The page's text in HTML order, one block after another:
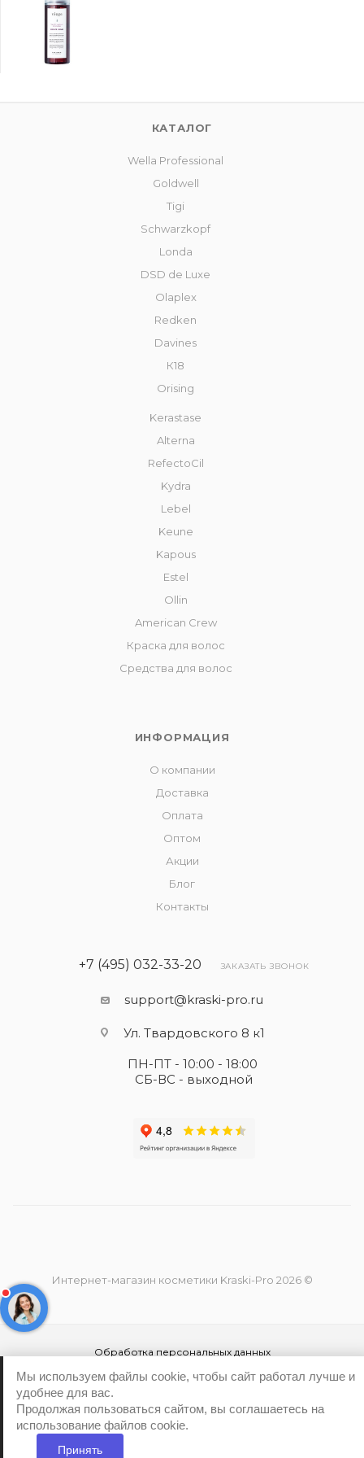
КАТАЛОГ
Wella Professional
Goldwell
Tigi
Schwarzkopf
Londa
DSD de Luxe
Olaplex
Redken
Davines
К18
Orising
Kerastase
Alterna
RefectoCil
Kydra
Lebel
Keune
Kapous
Estel
Ollin
American Crew
Краска для волос
Средства для волос
ИНФОРМАЦИЯ
О компании
Доставка
Оплата
Оптом
Акции
Блог
Контакты
+7 (495) 032-33-20 ЗАКАЗАТЬ ЗВОНОК
support@kraski-pro.ru
Ул. Твардовского 8 к1
ПН-ПТ - 10:00 - 18:00
СБ-ВС - выходной
Интернет-магазин косметики Kraski-Pro 2026 ©
Обработка персональных данных
Политика конфиденциальности
Мы используем файлы cookie, чтобы сайт работал лучше и
удобнее для вас.
Продолжая пользоваться сайтом, вы соглашаетесь на
использование файлов cookie.
Принять